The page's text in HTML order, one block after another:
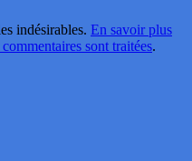
indésirables. En savoir plus
sont traitées.